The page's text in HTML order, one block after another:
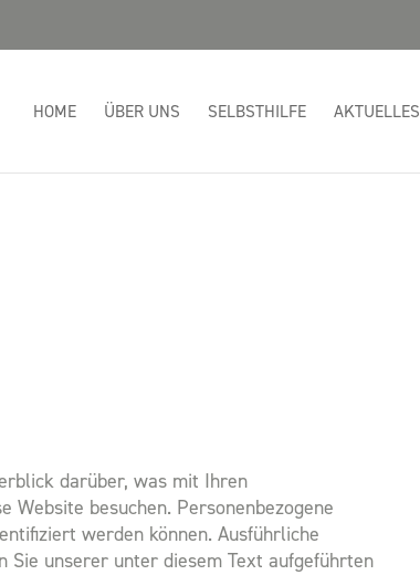
HOME ÜBER UNS SELBSTHILFE AKTUELLES
darüber, was mit Ihren
Website besuchen. Personenbezogene
werden können. Ausführliche
Sie unserer unter diesem Text aufgeführten